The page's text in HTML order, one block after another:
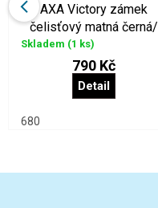
AXA Victory zámek
čelisťový matná černá/
šedá
Skladem (1 ks)
790 Kč
Detail
680